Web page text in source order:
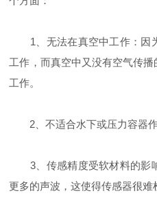
1、无法在真空中工作：因
工作，而真空中又没有空气传
工作。
2、不适合水下或压力容器
3、传感精度受软材料的影
更多的声波，这使得传感器很难